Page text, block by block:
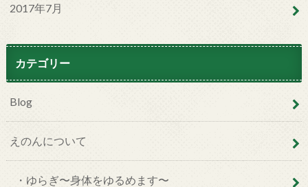
2017年7月
カテゴリー
Blog
えのんについて
・ゆらぎ〜身体をゆるめます〜